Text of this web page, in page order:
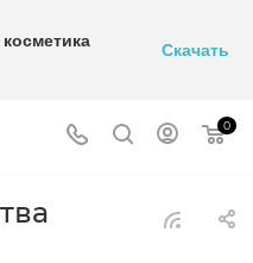
0
Скачать